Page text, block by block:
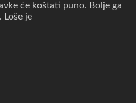
će koštati puno. Bolje ga
je